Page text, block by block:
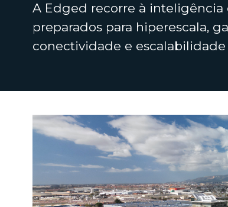
A Edged recorre à
preparados para hiperescala,
conectividade e